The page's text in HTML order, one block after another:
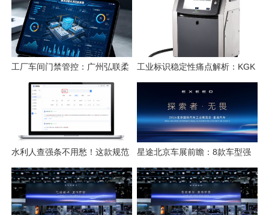
工厂车间门禁管控：广州弘联柔
性方案解析
工业标识稳定性痛点解析：KGK
水利人查强条不用愁！这款规范
检索工具一键搞定
星途北京车展前瞻：8款车型强
势集结，开启3.0性能豪华探索
新姿态